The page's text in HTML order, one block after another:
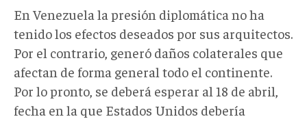
En Venezuela la presión diplomática no ha
tenido los efectos deseados por sus arquitectos.
Por el contrario, generó daños colaterales que
afectan de forma general todo el continente.
Por lo pronto, se deberá esperar al 18 de abril,
fecha en la que Estados Unidos debería